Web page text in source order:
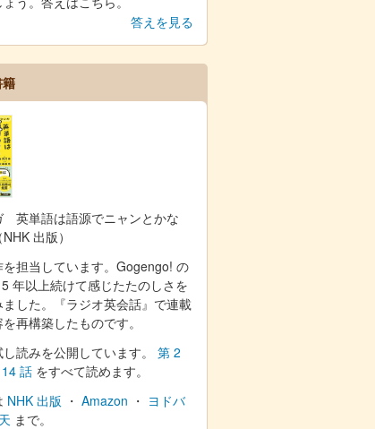
答えを見る
英単語は語源でニャンとかな
出版）
担当しています。Gogengo! の
年以上続けて感じたたのしさを
した。『ラジオ英会話』で連載
再構築したものです。
読みを公開しています。 第 2
話 をすべて読めます。
NHK 出版 ・ Amazon ・ ヨドバ
まで。